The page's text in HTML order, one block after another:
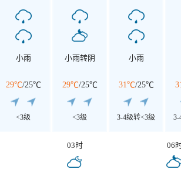
小雨
29℃/25℃
<3级
小雨转阴
29℃/25℃
<3级
小雨
31℃/25℃
3-4级转<3级 3-
03时 06